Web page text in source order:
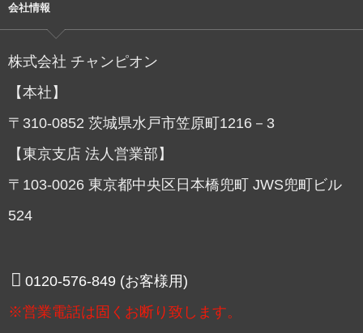
会社情報
株式会社 チャンピオン
【本社】
〒310-0852 茨城県水戸市笠原町1216－3
【東京支店 法人営業部】
〒103-0026 東京都中央区日本橋兜町 JWS兜町ビル
524
0120-576-849 (お客様用)
※営業電話は固くお断り致します。